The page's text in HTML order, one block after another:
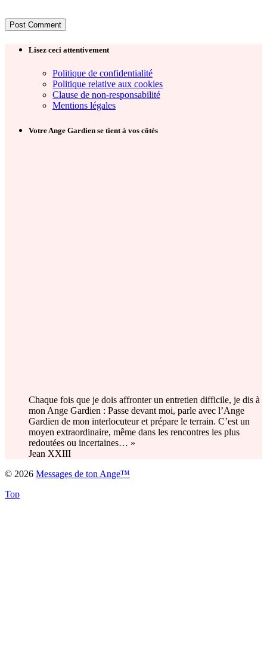
Lisez ceci attentivement
Politique de confidentialité
Politique relative aux cookies
Clause de non-responsabilité
Mentions légales
Votre Ange Gardien se tient à vos côtés
Chaque fois que je dois affronter un entretien difficile, je dis à
mon Ange Gardien : Passe devant moi, parle avec l’Ange
Gardien de mon interlocuteur et prépare le terrain. C’est un
moyen extraordinaire, même dans les rencontres les plus
redoutées ou incertaines… »
Jean XXIII
© 2026 Messages de ton Ange™
Top